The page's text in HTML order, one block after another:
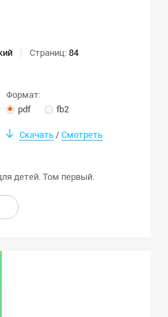
Страниц: 84
Формат:
pdf
fb2
Скачать /Смотреть
детей. Том первый.